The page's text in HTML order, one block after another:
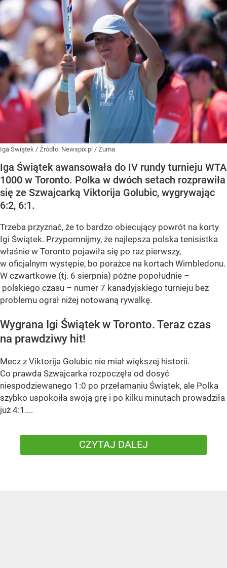
Iga Świątek / Źródło: Newspix.pl / Zuma
Iga Świątek awansowała do IV rundy turnieju WTA
1000 w Toronto. Polka w dwóch setach rozprawiła
się ze Szwajcarką Viktorija Golubic, wygrywając
6:2, 6:1.
Trzeba przyznać, że to bardzo obiecujący powrót na korty
Igi Świątek. Przypomnijmy, że najlepsza polska tenisistka
właśnie w Toronto pojawiła się po raz pierwszy,
w oficjalnym występie, bo porażce na kortach Wimbledonu.
W czwartkowe (tj. 6 sierpnia) późne popołudnie –
polskiego czasu – numer 7 kanadyjskiego turnieju bez
problemu ograł niżej notowaną rywalkę.
Wygrana Igi Świątek w Toronto. Teraz czas
na prawdziwy hit!
Mecz z Viktorija Golubic nie miał większej historii.
Co prawda Szwajcarka rozpoczęła od dosyć
niespodziewanego 1:0 po przełamaniu Świątek, ale Polka
szybko uspokoiła swoją grę i po kilku minutach prowadziła
już 4:1....
CZYTAJ DALEJ